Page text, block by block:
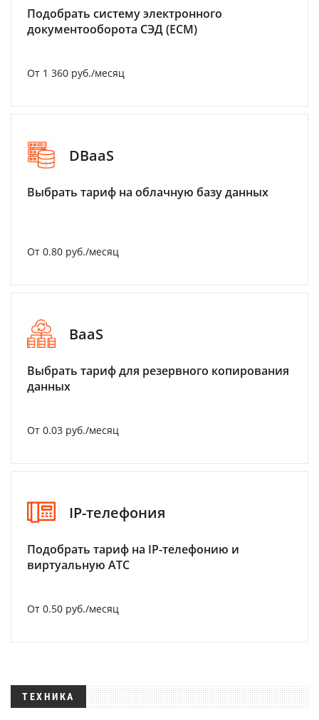
Подобрать систему электронного
документооборота СЭД (ECM)
От 1 360 руб./месяц
DBaaS
Выбрать тариф на облачную базу данных
От 0.80 руб./месяц
BaaS
Выбрать тариф для резервного копирования
данных
От 0.03 руб./месяц
IP-телефония
Подобрать тариф на IP-телефонию и
виртуальную АТС
От 0.50 руб./месяц
ТЕХНИКА